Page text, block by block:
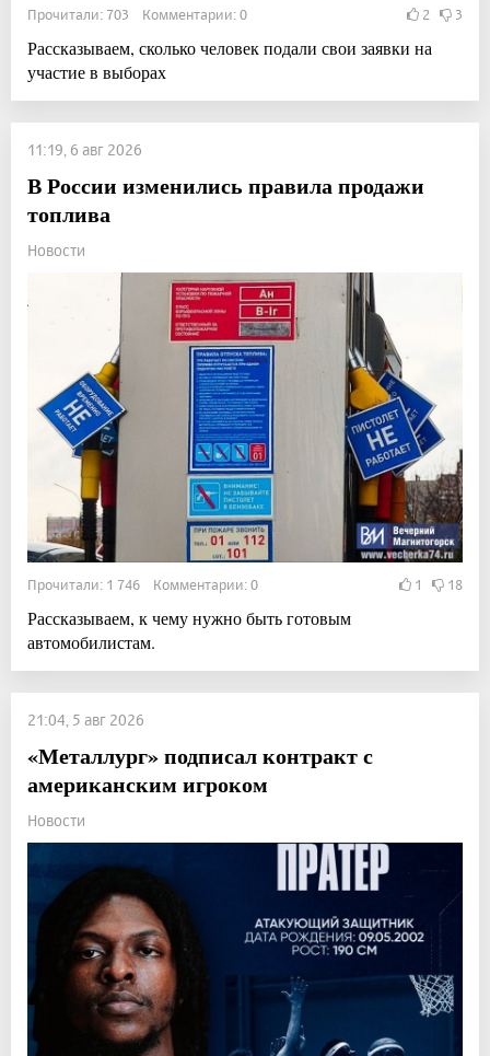
Прочитали: 703 Комментарии: 0 2 3
Рассказываем, сколько человек подали свои заявки на
участие в выборах
11:19, 6 авг 2026
В России изменились правила продажи
топлива
Новости
Прочитали: 1 746 Комментарии: 0 1 18
Рассказываем, к чему нужно быть готовым
автомобилистам.
21:04, 5 авг 2026
«Металлург» подписал контракт с
американским игроком
Новости